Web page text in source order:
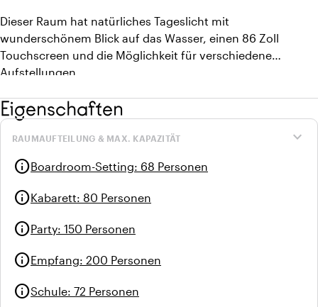
Dieser Raum hat natürliches Tageslicht mit
wunderschönem Blick auf das Wasser, einen 86 Zoll
Touchscreen und die Möglichkeit für verschiedene
Aufstellungen.
Eigenschaften
expand_more
RAUMAUFTEILUNG & MAX. KAPAZITÄT
infoBoardroom-Setting: 68 Personen
infoKabarett: 80 Personen
infoParty: 150 Personen
infoEmpfang: 200 Personen
infoSchule: 72 Personen